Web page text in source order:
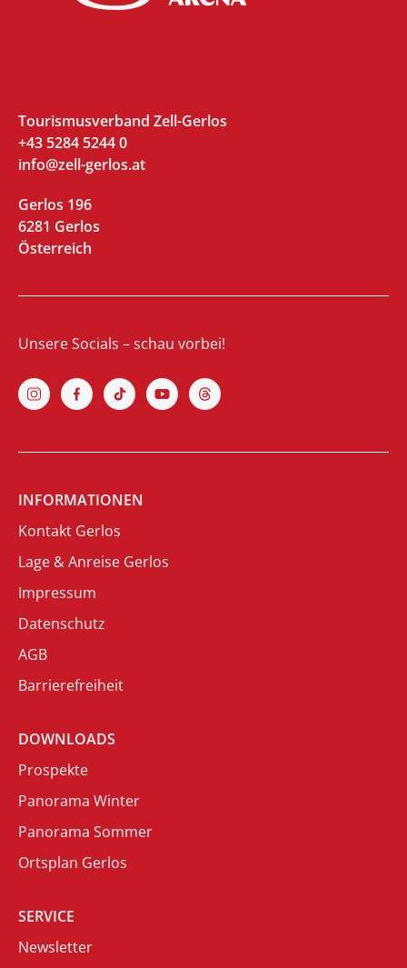
Tourismusverband Zell-Gerlos
+43 5284 5244 0
info@zell-gerlos.at
Gerlos 196
6281 Gerlos
Österreich
Unsere Socials – schau vorbei!
INFORMATIONEN
Kontakt Gerlos
Lage & Anreise Gerlos
Impressum
Datenschutz
AGB
Barrierefreiheit
DOWNLOADS
Prospekte
Panorama Winter
Panorama Sommer
Ortsplan Gerlos
SERVICE
Newsletter